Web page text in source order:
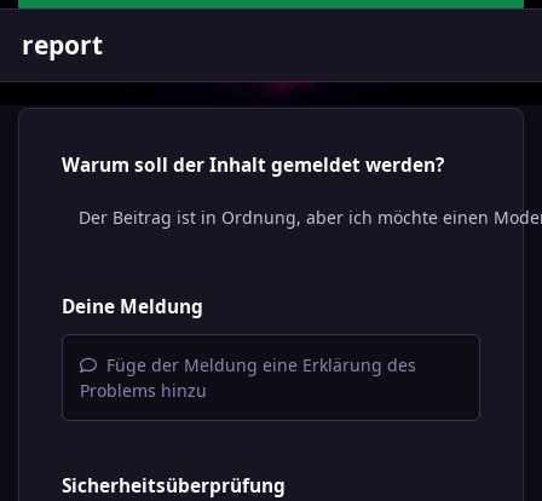
report
Warum soll der Inhalt gemeldet werden?
Deine Meldung
Füge der Meldung eine Erklärung des
Problems hinzu
Sicherheitsüberprüfung